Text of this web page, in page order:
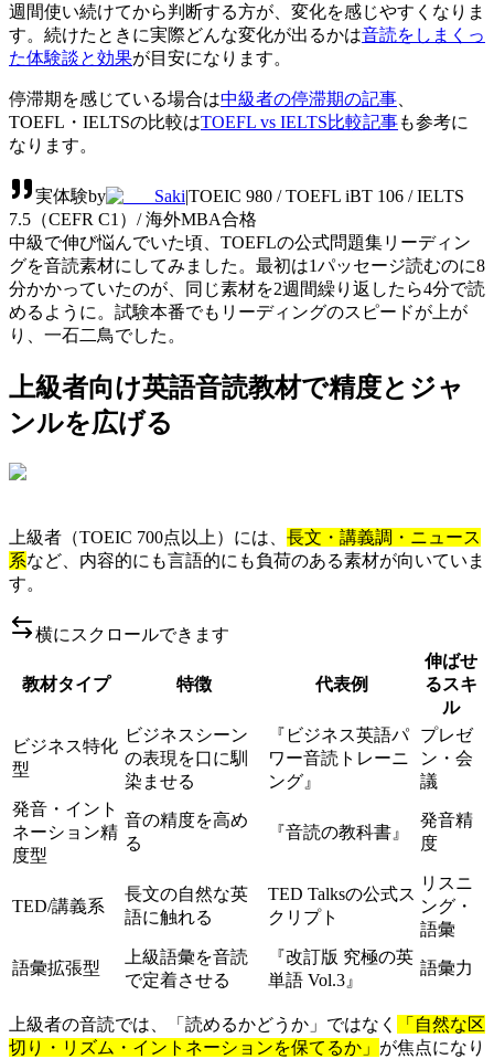
週間使い続けてから判断する方が、変化を感じやすくなりま
す。続けたときに実際どんな変化が出るかは音読をしまくっ
た体験談と効果が目安になります。
停滞期を感じている場合は中級者の停滞期の記事
TOEFL・IELTSの比較はTOEFL vs IELTS比較記事も参考に
なります。
実体験by Saki|TOEIC 980 / TOEFL iBT 106 / IELTS
7.5（CEFR C1）/ 海外MBA合格
中級で伸び悩んでいた頃、TOEFLの公式問題集リーディン
グを音読素材にしてみました。最初は1パッセージ読むのに8
分かかっていたのが、同じ素材を2週間繰り返したら4分で読
めるように。試験本番でもリーディングのスピードが上が
り、一石二鳥でした。
上級者向け英語音読教材で精度とジャ
ンルを広げる
上級者（TOEIC 700点以上）には、 長文・講義調・ニュース
系など、内容的にも言語的にも負荷のある素材が向いていま
す。
横にスクロールできます
教材タイプ 特徴 代表例
伸ばせ
るスキ
ル
ビジネス特化
型
ビジネスシーン
の表現を口に馴
染ませる
『ビジネス英語パ
ワー音読トレーニ
ング』
プレゼ
ン・会
議
発音・イント
ネーション精
度型
音の精度を高め
る
『音読の教科書』
発音精
度
TED/講義系
長文の自然な英
語に触れる
TED Talksの公式ス
クリプト
リスニ
ング・
語彙
語彙拡張型
上級語彙を音読
で定着させる
『改訂版 究極の英
単語 Vol.3』
語彙力
上級者の音読では、「読めるかどうか」ではなく
「自然な区
切り・リズム・イントネーションを保てるか」 が焦点になり